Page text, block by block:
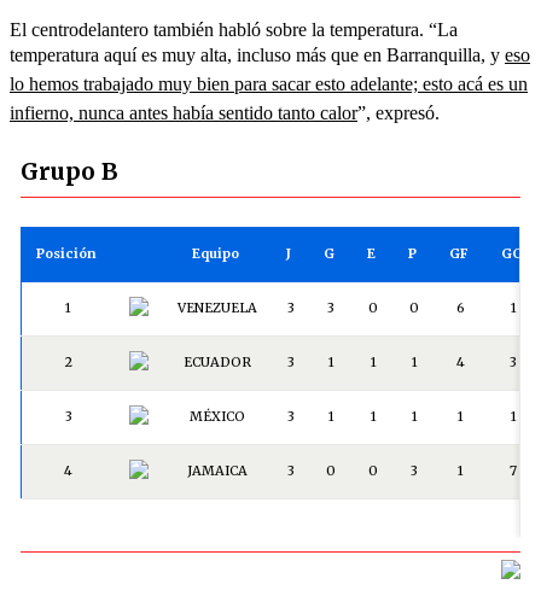
El centrodelantero también habló sobre la temperatura. “La
temperatura aquí es muy alta, incluso más que en Barranquilla, y eso
lo hemos trabajado muy bien para sacar esto adelante; esto acá es un
infierno, nunca antes había sentido tanto calor”, expresó.